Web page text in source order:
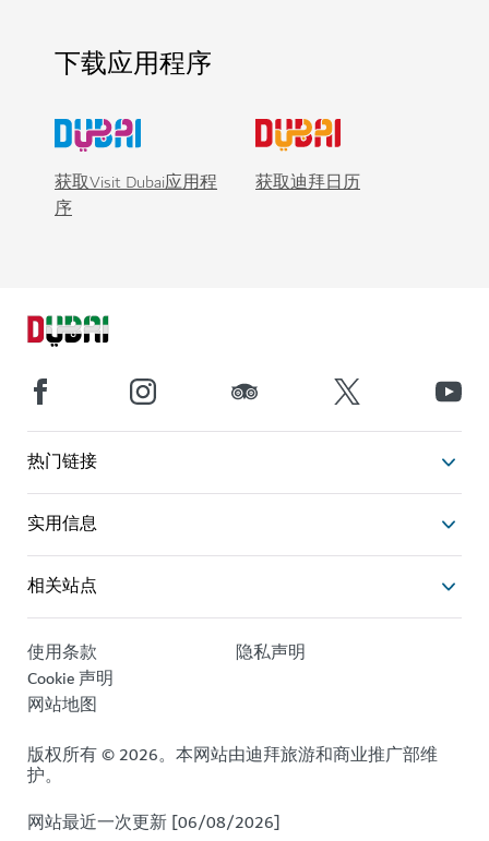
下载应用程序
获取Visit Dubai应用程
序
获取迪拜日历
热门链接
实用信息
相关站点
使用条款
隐私声明
Cookie 声明
网站地图
版权所有 © 2026。本网站由迪拜旅游和商业推广部维
护。
网站最近一次更新 [06/08/2026]